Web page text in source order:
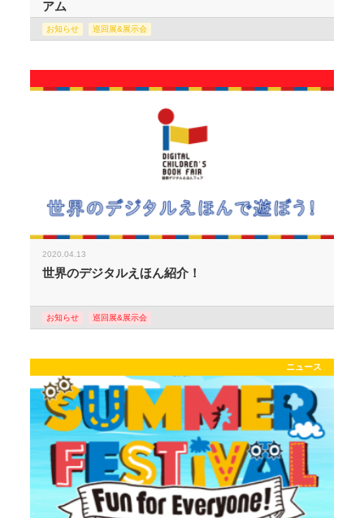
アム
お知らせ 巡回展&展示会
2020.04.13
世界のデジタルえほん紹介！
お知らせ 巡回展&展示会
ニュース